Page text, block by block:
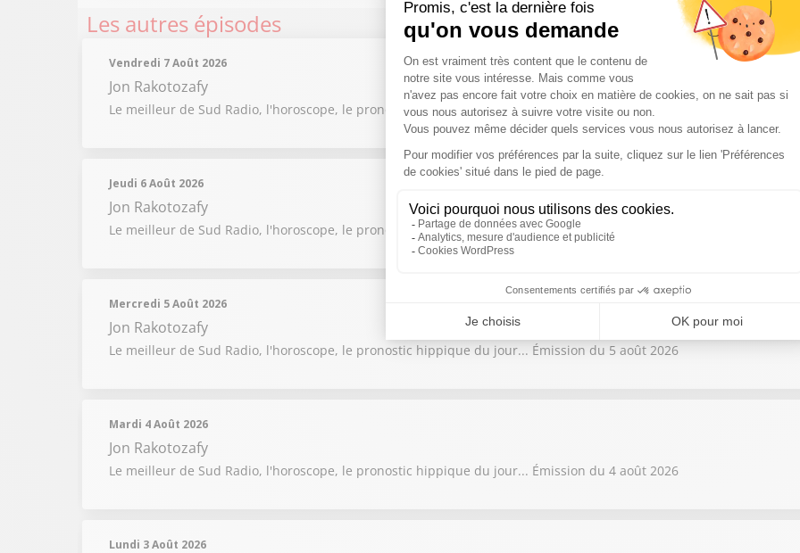
Les autres épisodes
Vendredi 7 Août 2026
Jon Rakotozafy
Le meilleur de Sud Radio, l'horoscope, le pronostic hippique du jour... Émission du 7 août 2026
Jeudi 6 Août 2026
Jon Rakotozafy
Le meilleur de Sud Radio, l'horoscope, le pronostic hippique du jour... Émission du 6 août 2026
Mercredi 5 Août 2026
Jon Rakotozafy
Le meilleur de Sud Radio, l'horoscope, le pronostic hippique du jour... Émission du 5 août 2026
Mardi 4 Août 2026
Jon Rakotozafy
Le meilleur de Sud Radio, l'horoscope, le pronostic hippique du jour... Émission du 4 août 2026
Lundi 3 Août 2026